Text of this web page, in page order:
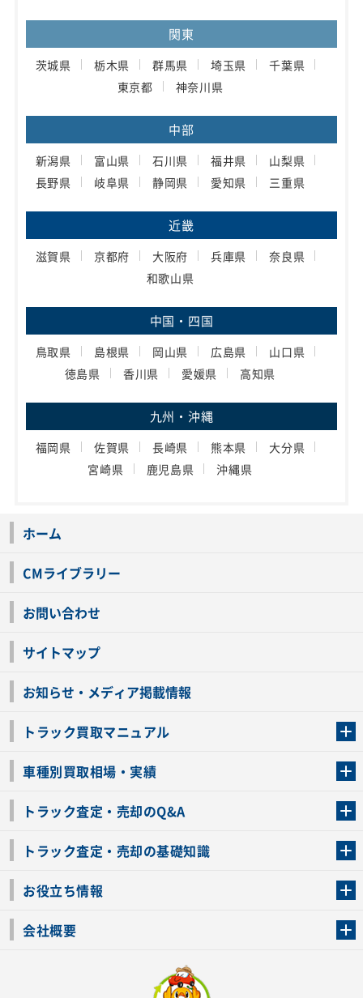
関東
茨城県 栃木県 群馬県 埼玉県
千葉県
東京都
神奈川県
中部
新潟県 富山県 石川県 福井県
山梨県
長野県
岐阜県 静岡県 愛知県 三重県
近畿
滋賀県 京都府 大阪府 兵庫県
奈良県
和歌山県
中国・四国
鳥取県 島根県 岡山県 広島県
山口県
徳島県
香川県 愛媛県 高知県
九州・沖縄
福岡県 佐賀県 長崎県 熊本県
大分県
宮崎県
鹿児島県 沖縄県
ホーム
CMライブラリー
お問い合わせ
サイトマップ
お知らせ・メディア掲載情報
トラック買取マニュアル
車種別買取相場・実績
トラック査定・売却のQ&A
トラック査定・売却の基礎知識
お役立ち情報
会社概要